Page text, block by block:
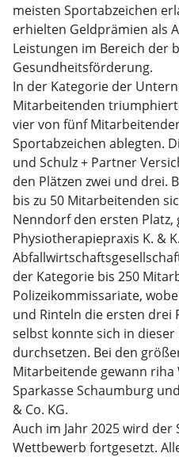
meisten Sportabzeichen
erhielten Geldprämien als
Leistungen im Bereich der
Gesundheitsförderung.
In der Kategorie der
Mitarbeitenden
vier von fünf
Sportabzeichen ablegten.
und Schulz + Partner
den Plätzen zwei und drei.
bis zu 50 Mitarbeitenden
Nenndorf den ersten Platz,
Physiotherapiepraxis K. &
der Kategorie bis 250
Polizeikommissariate,
und Rinteln die ersten drei
selbst konnte sich in
durchsetzen. Bei den
Mitarbeitende gewann
Sparkasse Schaumburg
& Co. KG.
Auch im Jahr 2025 wird der
Wettbewerb fortgesetzt.